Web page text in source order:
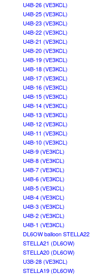
U4B-26 (VE3KCL)
U4B-25 (VE3KCL)
U4B-23 (VE3KCL)
U4B-22 (VE3KCL)
U4B-21 (VE3KCL)
U4B-20 (VE3KCL)
U4B-19 (VE3KCL)
U4B-18 (VE3KCL)
U4B-17 (VE3KCL)
U4B-16 (VE3KCL)
U4B-15 (VE3KCL)
U4B-14 (VE3KCL)
U4B-13 (VE3KCL)
U4B-12 (VE3KCL)
U4B-11 (VE3KCL)
U4B-10 (VE3KCL)
U4B-9 (VE3KCL)
U4B-8 (VE3KCL)
U4B-7 (VE3KCL)
U4B-6 (VE3KCL)
U4B-5 (VE3KCL)
U4B-4 (VE3KCL)
U4B-3 (VE3KCL)
U4B-2 (VE3KCL)
U4B-1 (VE3KCL)
DL6OW balloon STELLA22
STELLA21 (DL6OW)
STELLA20 (DL6OW)
U3B-28 (VE3KCL)
STELLA19 (DL6OW)